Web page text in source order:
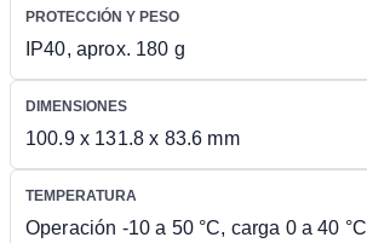
PROTECCIÓN Y PESO
IP40, aprox. 180 g
DIMENSIONES
100.9 x 131.8 x 83.6 mm
TEMPERATURA
Operación -10 a 50 °C, carga 0 a 40 °C